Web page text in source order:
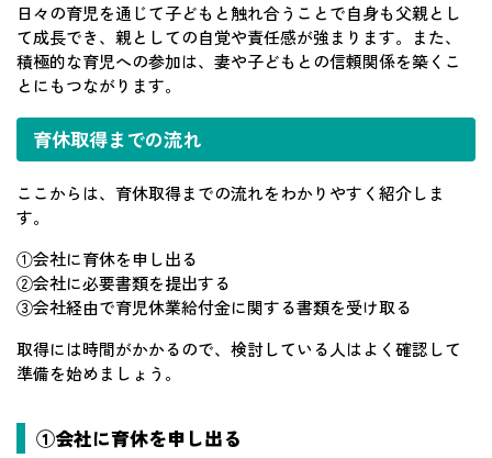
日々の育児を通じて子どもと触れ合うことで自身も父親とし
て成長でき、親としての自覚や責任感が強まります。また、
積極的な育児への参加は、妻や子どもとの信頼関係を築くこ
とにもつながります。
育休取得までの流れ
ここからは、育休取得までの流れをわかりやすく紹介しま
す。
①会社に育休を申し出る
②会社に必要書類を提出する
③会社経由で育児休業給付金に関する書類を受け取る
取得には時間がかかるので、検討している人はよく確認して
準備を始めましょう。
①会社に育休を申し出る